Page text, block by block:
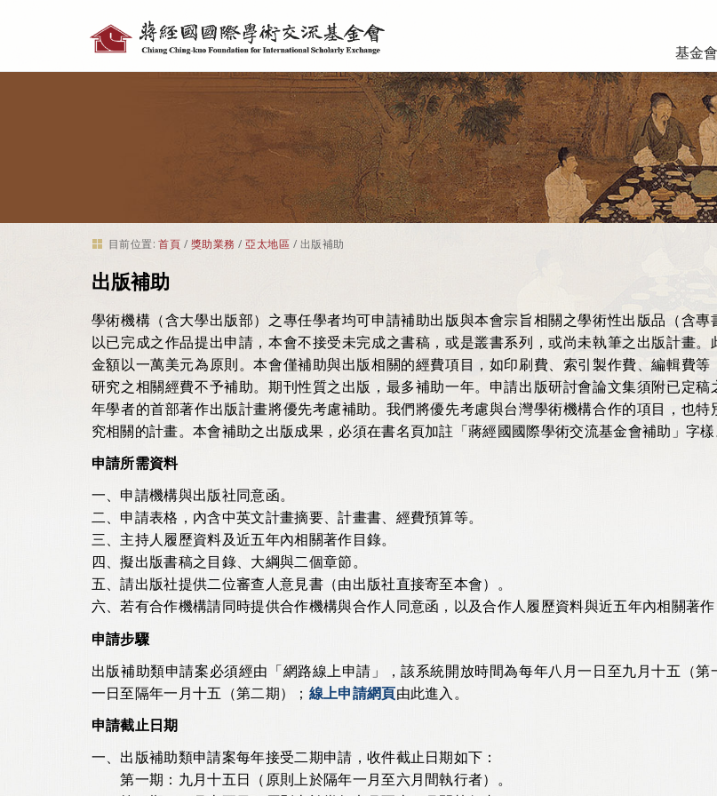
具
基金
目前位置: 首頁 / 獎助業務 /亞太地區 / 出版補助
出版補助
學術機構（含大學出版部）之專任學者均可申請補助出版與本會宗旨相關之學術性出版品（含專
以已完成之作品提出申請，本會不接受未完成之書稿，或是叢書系列，或尚未執筆之出版計畫。
金額以一萬美元為原則。本會僅補助與出版相關的經費項目，如印刷費、索引製作費、編輯費等
研究之相關經費不予補助。期刊性質之出版，最多補助一年。申請出版研討會論文集須附已定稿
年學者的首部著作出版計畫將優先考慮補助。我們將優先考慮與台灣學術機構合作的項目，也特
究相關的計畫。本會補助之出版成果，必須在書名頁加註「蔣經國國際學術交流基金會補助」字樣
申請所需資料
一、申請機構與出版社同意函。
二、申請表格，內含中英文計畫摘要、計畫書、經費預算等。
三、主持人履歷資料及近五年內相關著作目錄。
四、擬出版書稿之目錄、大綱與二個章節。
五、請出版社提供二位審查人意見書（由出版社直接寄至本會）。
六、若有合作機構請同時提供合作機構與合作人同意函，以及合作人履歷資料與近五年內相關著作
申請步驟
出版補助類申請案必須經由「網路線上申請」，該系統開放時間為每年八月一日至九月十五（第
一日至隔年一月十五（第二期）； 線上申請網頁由此進入。
申請截止日期
一、出版補助類申請案每年接受二期申請，收件截止日期如下：
第一期：九月十五日（原則上於隔年一月至六月間執行者）。